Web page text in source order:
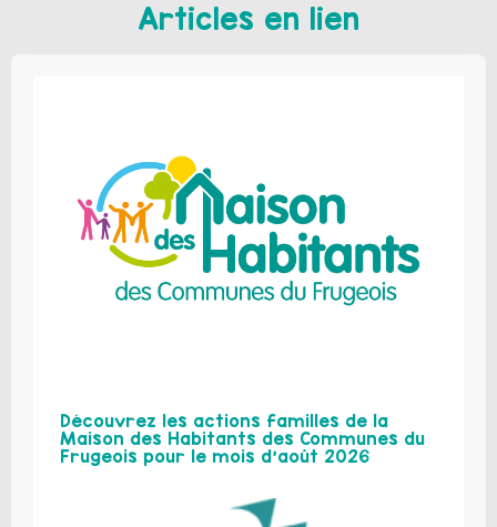
Articles en lien
Découvrez les actions familles de la
Maison des Habitants des Communes du
Frugeois pour le mois d’août 2026